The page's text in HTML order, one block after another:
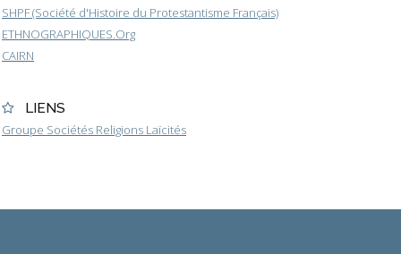
SHPF (Société d'Histoire du Protestantisme Français)
ETHNOGRAPHIQUES.Org
CAIRN
LIENS
Groupe Sociétés Religions Laïcités